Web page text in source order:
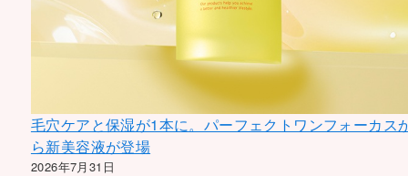
毛穴ケアと保湿が1本に。パーフェクトワンフォーカス
ら新美容液が登場
2026年7月31日